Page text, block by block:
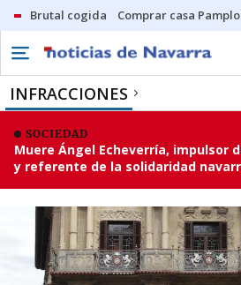
Brutal cogida Comprar casa
INFRACCIONES
SOCIEDAD
Muere Ángel Echeverría, impulsor
y referente de la solidaridad